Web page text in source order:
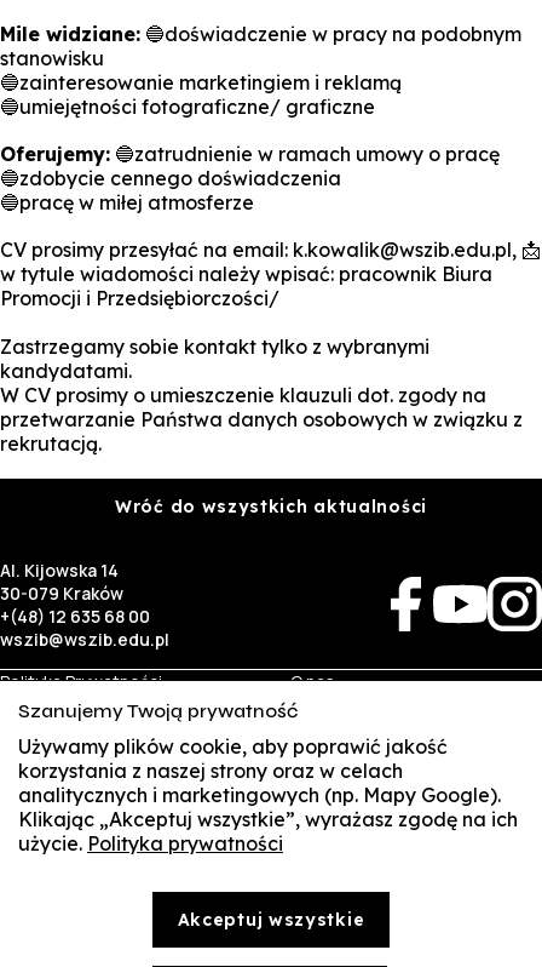
Mile widziane: 🔵doświadczenie w pracy na podobnym
stanowisku
🔵zainteresowanie marketingiem i reklamą
🔵umiejętności fotograficzne/ graficzne
Oferujemy: 🔵zatrudnienie w ramach umowy o pracę
🔵zdobycie cennego doświadczenia
🔵pracę w miłej atmosferze
CV prosimy przesyłać na email: k.kowalik@wszib.edu.pl, 📩
w tytule wiadomości należy wpisać: pracownik Biura
Promocji i Przedsiębiorczości/
Zastrzegamy sobie kontakt tylko z wybranymi
kandydatami.
W CV prosimy o umieszczenie klauzuli dot. zgody na
przetwarzanie Państwa danych osobowych w związku z
rekrutacją.
Wróć do wszystkich aktualności
Al. Kijowska 14
30-079 Kraków
+(48) 12 635 68 00
wszib@wszib.edu.pl
Polityka Prywatności
RODO
Identyfikacja wizualna
O nas
Rekrutacja
Studia
Kontakt
Biznes
Wynajem sal
Targi pracy
Student
Multis Multum
Treści zawarte na stronie www.wszib.edu.pl oraz jej podstronach stanowią, o ile nie wskazano
Szanujemy Twoją prywatność
Używamy plików cookie, aby poprawić jakość
korzystania z naszej strony oraz w celach
analitycznych i marketingowych (np. Mapy Google).
Klikając „Akceptuj wszystkie”, wyrażasz zgodę na ich
użycie. Polityka prywatności
Akceptuj wszystkie